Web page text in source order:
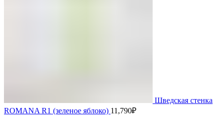
Шведская стенка
ROMANA R1 (зеленое яблоко) 11,790₽